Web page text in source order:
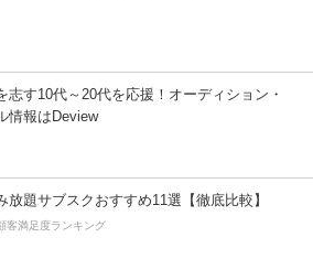
志す10代～20代を応援！オーディション・
情報はDeview
放題サブスクおすすめ11選【徹底比較】
客満足度ランキング